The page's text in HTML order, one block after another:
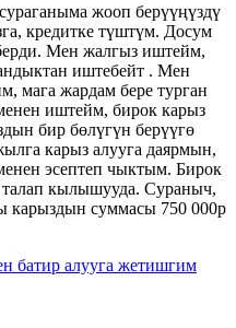
жооп берүүңүздү
кредитке түштүм. Досум
Мен жалгыз иштейм,
иштебейт . Мен
мага жардам бере турган
иштейм, бирок карыз
бир бөлүгүн берүүгө
карыз алууга даярмын,
эсептеп чыктым. Бирок
талап кылышууда. Сураныч,
карыздын суммасы 750 000р
батир алууга жетишгим